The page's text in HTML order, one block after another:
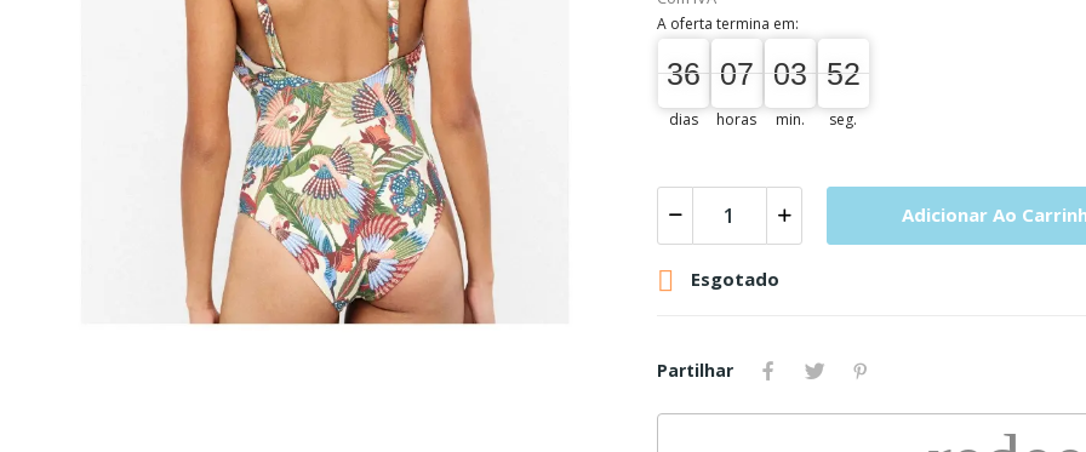
A oferta termina em:
36
36
00
dias
07
07
00
horas
03
03
00
min.
51
51
52
seg.
Adicionar Ao
 Esgotado
Partilhar